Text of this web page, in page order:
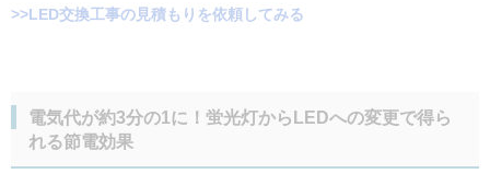
>>LED交換工事の見積もりを依頼してみる
電気代が約3分の1に！蛍光灯からLEDへの変更で得ら
れる節電効果